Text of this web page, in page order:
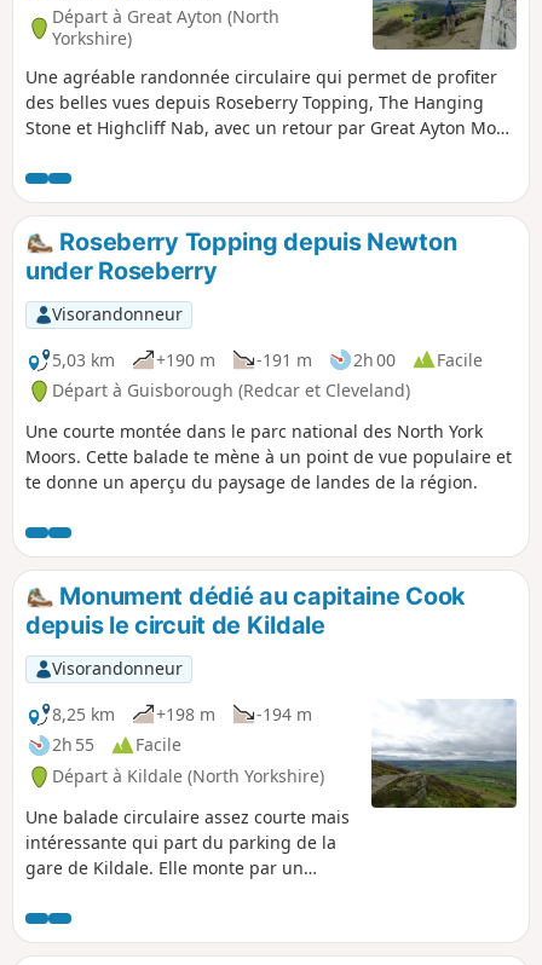
Départ à Great Ayton (North
Yorkshire)
Une agréable randonnée circulaire qui permet de profiter
des belles vues depuis Roseberry Topping, The Hanging
Stone et Highcliff Nab, avec un retour par Great Ayton Moor.
garez-vous au col entre le monument du capitaine Cook et
Roseberry Topping.
Roseberry Topping depuis Newton
under Roseberry
Visorandonneur
5,03 km
+190 m -191 m 2h 00
Facile
Départ à Guisborough (Redcar et Cleveland)
Une courte montée dans le parc national des North York
Moors. Cette balade te mène à un point de vue populaire et
te donne un aperçu du paysage de landes de la région.
Monument dédié au capitaine Cook
depuis le circuit de Kildale
Visorandonneur
8,25 km
+198 m
-194 m
2h 55
Facile
Départ à Kildale (North Yorkshire)
Une balade circulaire assez courte mais
intéressante qui part du parking de la
gare de Kildale. Elle monte par un
travers les bois pour déboucher sur la
lande près du monument dédié au